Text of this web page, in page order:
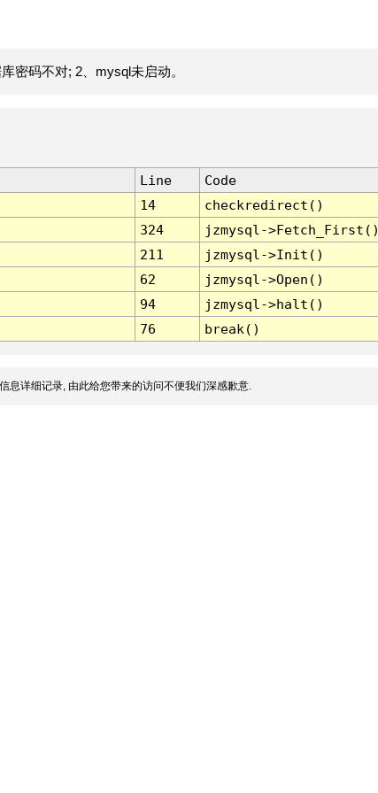
密码不对; 2、mysql未启动。
Line
Code
14
checkredirect()
324
jzmysql-
211
jzmysql->Init()
62
jzmysql->Open()
94
jzmysql->halt()
76 break()
息详细记录, 由此给您带来的访问不便我们深感歉意.